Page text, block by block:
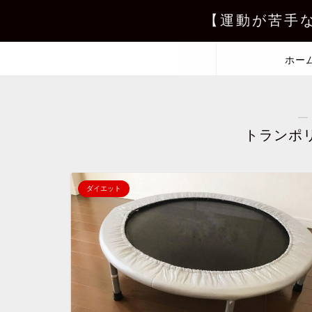
【運動が苦手
ホー
―
トランポ
ダイエット